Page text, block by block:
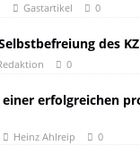
Gastartikel 0
des
0
erfolgreichen
Heinz Ahlreip 0